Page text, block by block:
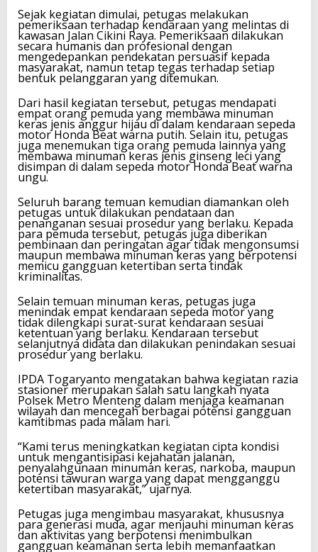
Sejak kegiatan dimulai, petugas melakukan
pemeriksaan terhadap kendaraan yang melintas di
kawasan Jalan Cikini Raya. Pemeriksaan dilakukan
secara humanis dan profesional dengan
mengedepankan pendekatan persuasif kepada
masyarakat, namun tetap tegas terhadap setiap
bentuk pelanggaran yang ditemukan.
Dari hasil kegiatan tersebut, petugas mendapati
empat orang pemuda yang membawa minuman
keras jenis anggur hijau di dalam kendaraan sepeda
motor Honda Beat warna putih. Selain itu, petugas
juga menemukan tiga orang pemuda lainnya yang
membawa minuman keras jenis ginseng leci yang
disimpan di dalam sepeda motor Honda Beat warna
ungu.
Seluruh barang temuan kemudian diamankan oleh
petugas untuk dilakukan pendataan dan
penanganan sesuai prosedur yang berlaku. Kepada
para pemuda tersebut, petugas juga diberikan
pembinaan dan peringatan agar tidak mengonsumsi
maupun membawa minuman keras yang berpotensi
memicu gangguan ketertiban serta tindak
kriminalitas.
Selain temuan minuman keras, petugas juga
menindak empat kendaraan sepeda motor yang
tidak dilengkapi surat-surat kendaraan sesuai
ketentuan yang berlaku. Kendaraan tersebut
selanjutnya didata dan dilakukan penindakan sesuai
prosedur yang berlaku.
IPDA Togaryanto mengatakan bahwa kegiatan razia
stasioner merupakan salah satu langkah nyata
Polsek Metro Menteng dalam menjaga keamanan
wilayah dan mencegah berbagai potensi gangguan
kamtibmas pada malam hari.
“Kami terus meningkatkan kegiatan cipta kondisi
untuk mengantisipasi kejahatan jalanan,
penyalahgunaan minuman keras, narkoba, maupun
potensi tawuran warga yang dapat mengganggu
ketertiban masyarakat,” ujarnya.
Petugas juga mengimbau masyarakat, khususnya
para generasi muda, agar menjauhi minuman keras
dan aktivitas yang berpotensi menimbulkan
gangguan keamanan serta lebih memanfaatkan